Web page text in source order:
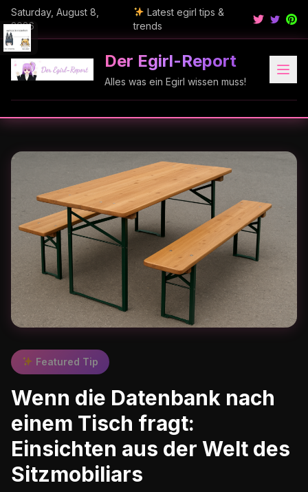
Saturday, August 8,
2026
Latest egirl tips &
trends
Der Egirl-Report
Alles was ein Egirl wissen muss!
Featured Tip
Wenn die Datenbank nach
einem Tisch fragt:
Einsichten aus der Welt des
Sitzmobiliars